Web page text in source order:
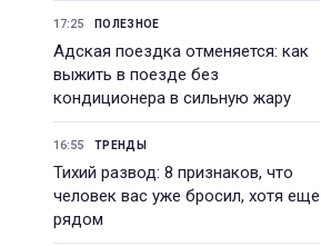
17:25 ПОЛЕЗНОЕ
Адская поездка отменяется: как
выжить в поезде без
кондиционера в сильную жару
16:55 ТРЕНДЫ
Тихий развод: 8 признаков, что
человек вас уже бросил, хотя еще
рядом